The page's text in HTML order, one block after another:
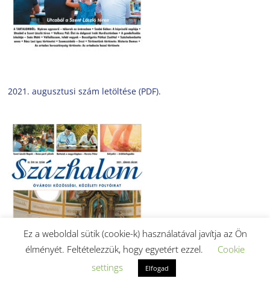
2021. augusztusi szám letöltése (PDF).
Ez a weboldal sütik (cookie-k) használatával javítja az Ön
élményét. Feltételezzük, hogy egyetért ezzel.
Cookie
settings
Elfogad